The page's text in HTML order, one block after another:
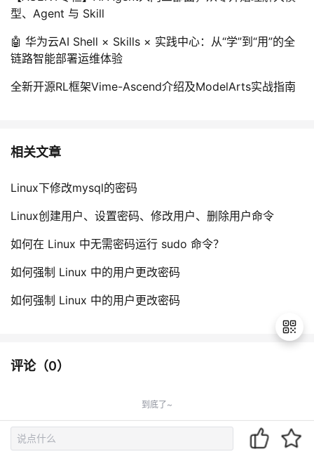
型、Agent 与 Skill
🤖 华为云AI Shell × Skills × 实践中心：从“学”到“用”的全
链路智能部署运维体验
全新开源RL框架Vime-Ascend介绍及ModelArts实战指南
相关文章
Linux下修改mysql的密码
Linux创建用户、设置密码、修改用户、删除用户命令
如何在 Linux 中无需密码运行 sudo 命令？
如何强制 Linux 中的用户更改密码
如何强制 Linux 中的用户更改密码
评论（0）
到底了~